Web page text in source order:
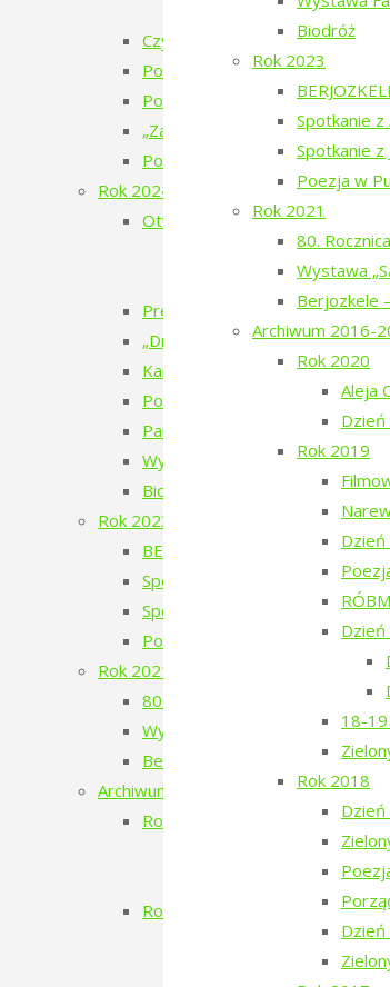
Biodróż
Rok 2023
Spotkanie
Spotkanie z
Poezja w
Rok 2021
80.
Wystawa
Berjozkele
Archiwum 2016-
Rok 2020
Aleja
Dzień
Rok 2019
Dzień
18-19
Rok 2018
Dzień
Dzień
„Bieżeństwo 1915” –
Czytanie Puszczy – cykl filmów
Pokaz filmu „Bieżeńcy 1915-
Poezja w Puszczy – 6. edycja –
„Zatrzymać ulotne” –
Pokaz filmu „Doktor” Beaty
Rok 2024
Otwarcie wystawy – Bieżeństwo
Bieżeństwo –
Bezhenstvo – the exile /
Premiera książki poetyckiej Julii
„Drobny kruchy człowiek”
Kamienie musiały polecieć –
Poezja w Puszczy – 5. edycja –
Pan Les
Wystawa Faustyna Drużyckiego
Biodróż
Rok 2023
BERJOZKELE – koncert Oli
Spotkanie z Adamem
Spotkanie z Julią Fiedorczuk –
Poezja w Puszczy – 4. edycja –
Rok 2021
80. Rocznica Zagłady Żydów
Wystawa „Sąsiedzi, których już
Berjozkele – Dobranoc Narewko
Archiwum 2016-2020
Rok 2020
Aleja Odlatujących Ptaków
Rok 2019
Filmowe Podlasie oraz
Narewka czyta Olgę